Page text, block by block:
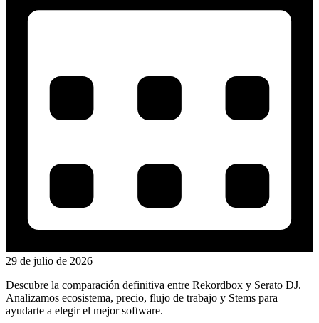
29 de julio de 2026
Descubre la comparación definitiva entre Rekordbox y Serato DJ.
Analizamos ecosistema, precio, flujo de trabajo y Stems para
ayudarte a elegir el mejor software.